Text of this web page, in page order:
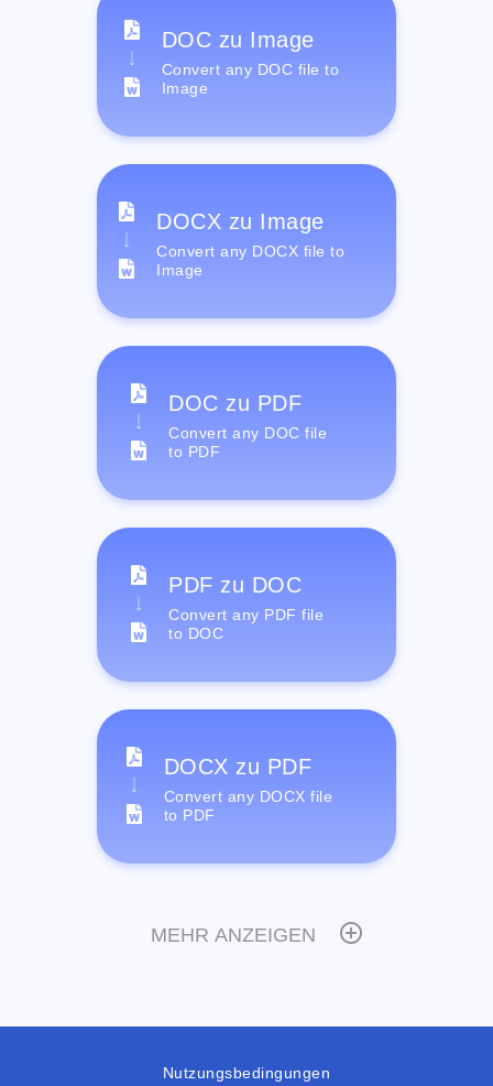
DOC zu Image
Convert any DOC file to
Image
DOCX zu Image
Convert any DOCX file to
Image
DOC zu PDF
Convert any DOC file
to PDF
PDF zu DOC
Convert any PDF file
to DOC
DOCX zu PDF
Convert any DOCX file
to PDF
MEHR ANZEIGEN
Nutzungsbedingungen